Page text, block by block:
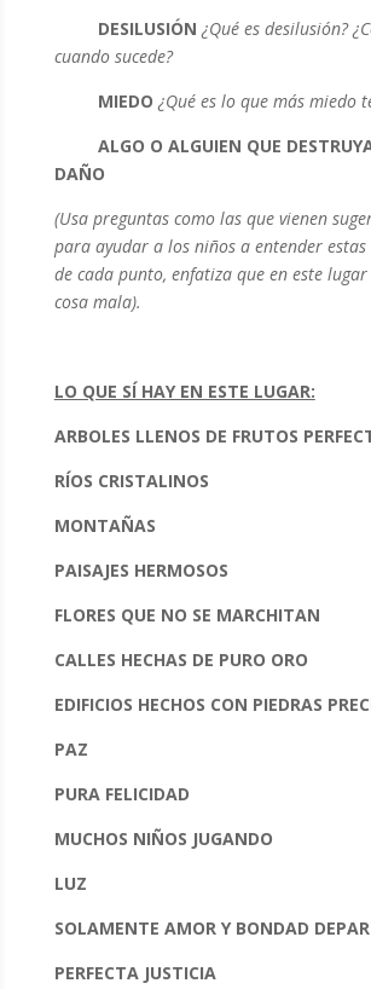
DESILUSIÓN ¿Qué es desilusión?
cuando sucede?
MIEDO ¿Qué es lo que más miedo
ALGO O ALGUIEN QUE
DAÑO
(Usa preguntas como las que vienen
para ayudar a los niños a entender estas
de cada punto, enfatiza que en este lugar
cosa mala).
LO QUE SÍ HAY EN ESTE LUGAR:
ARBOLES LLENOS DE FRUTOS
RÍOS CRISTALINOS
MONTAÑAS
PAISAJES HERMOSOS
FLORES QUE NO SE MARCHITAN
CALLES HECHAS DE PURO ORO
EDIFICIOS HECHOS CON PIEDRAS
PAZ
PURA FELICIDAD
MUCHOS NIÑOS JUGANDO
LUZ
SOLAMENTE AMOR Y BONDAD
PERFECTA JUSTICIA